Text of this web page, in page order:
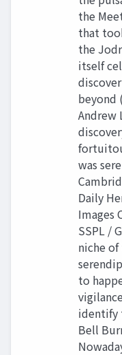
the
that
the
itself
beyond
Andrew
was
Daily
Images
SSPL /
niche of
to
identify
Bell